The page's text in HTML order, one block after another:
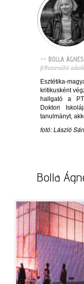
-- BOLLA
felhasználói
Esztétika-
kritikusként
hallgató a
Doktori
tanulmányt,
fotó: László
Bolla